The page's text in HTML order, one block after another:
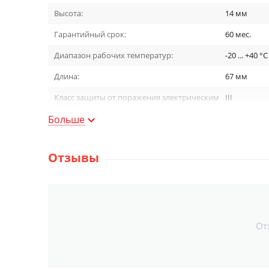
Высота:
14 мм
Гарантийный срок:
60 мес.
Диапазон рабочих температур:
-20 ... +40 °C
Длина:
67 мм
Класс защиты от поражения электрическим
III
Материал [для фильтров]:
Больше
Отзывы